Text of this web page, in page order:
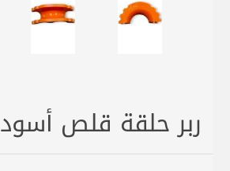
ربر حلقة قلص أسود 4750KG